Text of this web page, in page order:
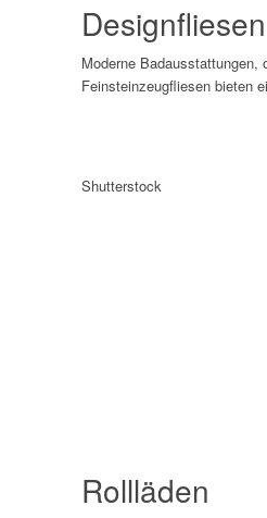
Moderne
Feinsteinzeugfliesen bieten
Shutterstock
Rollläden